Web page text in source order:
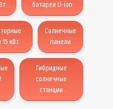
батареи Li-ion
кВт
Солнечные
панели
Гибридные
солнечные
станции